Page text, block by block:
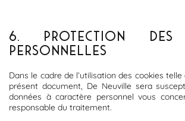
6. PROTECTION DES
PERSONNELLES
Dans le cadre de l’utilisation des cookies
présent document, De Neuville sera
données à caractère personnel vous
responsable du traitement.